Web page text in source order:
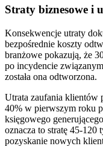
Straty biznesowe i
Konsekwencje utraty
bezpośrednie koszty
branżowe pokazują, że
po incydencie
została ona odtworzona.
Utrata zaufania klientów
40% w pierwszym roku
księgowego
oznacza to stratę 45-120
pozyskanie nowych